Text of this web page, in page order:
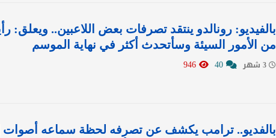
بالفيديو: رونالدو ينتقد تصرفات بعض اللاعبين.. ويعلق:
من الأمور السيئة وسأتحدث أكثر في نهاية الموسم
بالفديو.. ترامب يكشف عن تصرفه لحظة سماعه أصوات